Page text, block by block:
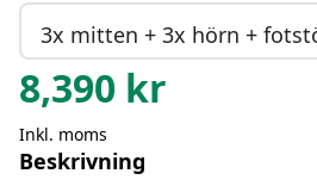
8,390 kr
Inkl. moms
Beskrivning